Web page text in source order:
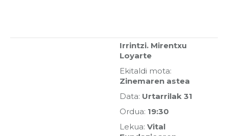
Irrintzi. Mirentxu
Loyarte
Ekitaldi mota:
Zinemaren astea
Data: Urtarrilak 31
Ordua: 19:30
Lekua: Vital